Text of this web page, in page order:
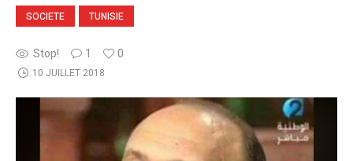
SOCIETE TUNISIE
Stop! 1 0
10 JUILLET 2018